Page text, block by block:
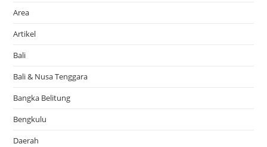
Area
Artikel
Bali
Bali & Nusa Tenggara
Bangka Belitung
Bengkulu
Daerah